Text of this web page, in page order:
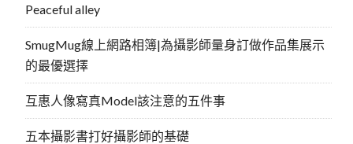
Peaceful alley
SmugMug線上網路相簿|為攝影師量身訂做作品集展示
的最優選擇
互惠人像寫真Model該注意的五件事
五本攝影書打好攝影師的基礎